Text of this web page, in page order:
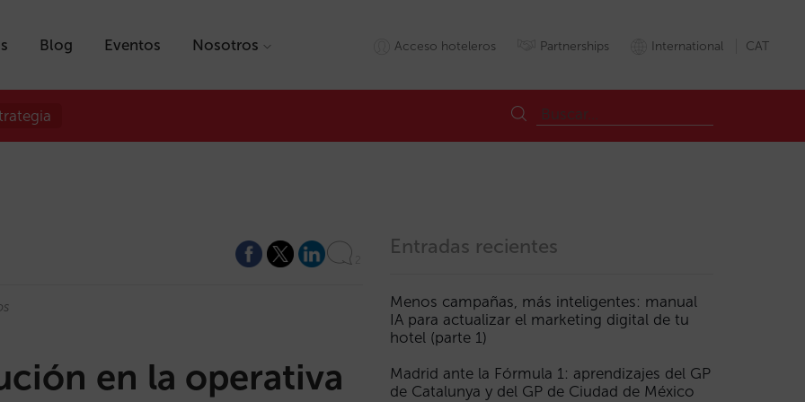
Blog Eventos Nosotros Acceso hoteleros Partnerships International CAT
en la operativa
Entradas recientes
Menos campañas, más inteligentes: manual
IA para actualizar el marketing digital de tu
hotel (parte 1)
Madrid ante la Fórmula 1: aprendizajes del GP
de Catalunya y del GP de Ciudad de México